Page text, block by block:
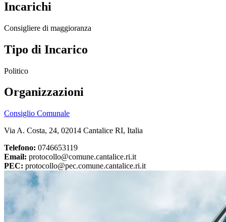
Incarichi
Consigliere di maggioranza
Tipo di Incarico
Politico
Organizzazioni
Consiglio Comunale
Via A. Costa, 24, 02014 Cantalice RI, Italia
Telefono: 0746653119
Email: protocollo@comune.cantalice.ri.it
PEC: protocollo@pec.comune.cantalice.ri.it